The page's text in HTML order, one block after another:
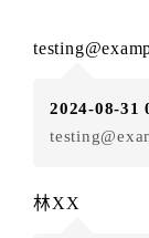
甲方入住及
甲、乙雙方
式。
乙方接受甲
2024-08-31
林XX